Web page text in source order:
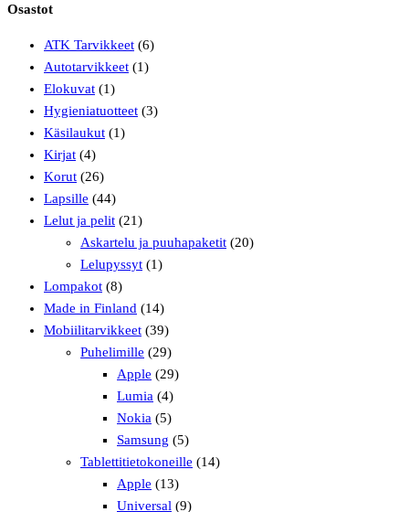
Osastot
ATK Tarvikkeet (6)
Autotarvikkeet (1)
Elokuvat (1)
Hygieniatuotteet (3)
Käsilaukut (1)
Kirjat (4)
Korut (26)
Lapsille (44)
Lelut ja pelit (21)
Askartelu ja puuhapaketit (20)
Lelupyssyt (1)
Lompakot (8)
Made in Finland (14)
Mobiilitarvikkeet (39)
Puhelimille (29)
Apple (29)
Lumia (4)
Nokia (5)
Samsung (5)
Tablettitietokoneille (14)
Apple (13)
Universal (9)